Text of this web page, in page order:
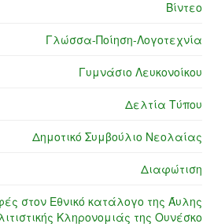
Βίντεο
Γλώσσα-Ποίηση-Λογοτεχνία
Γυμνάσιο Λευκονοίκου
Δελτία Τύπου
Δημοτικό Συμβούλιο Νεολαίας
Διαφώτιση
στον Εθνικό κατάλογο της Άυλης
Κληρονομιάς της Ουνέσκο